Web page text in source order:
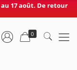
au 17 août. De retour
0